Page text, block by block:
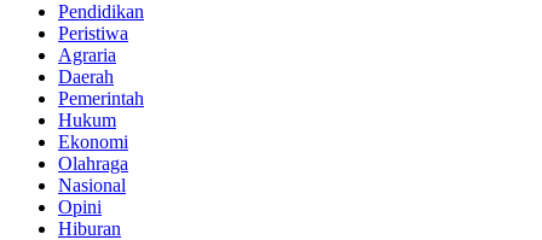
Pendidikan
Peristiwa
Agraria
Daerah
Pemerintah
Hukum
Ekonomi
Olahraga
Nasional
Opini
Hiburan